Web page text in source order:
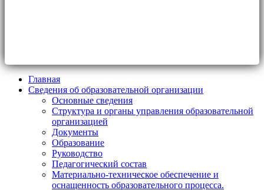
Главная
Сведения об образовательной организации
Основные сведения
Структура и органы управления образовательной
организацией
Документы
Образование
Руководство
Педагогический состав
Материально-техническое обеспечение и
оснащенность образовательного процесса.